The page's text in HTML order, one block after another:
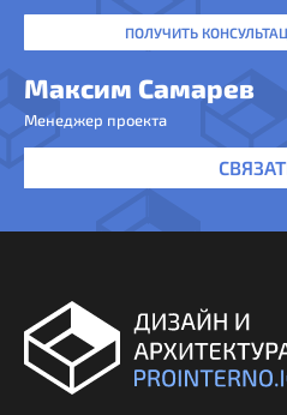
ПОЛУЧИТЬ
Максим Самарев
Менеджер проекта